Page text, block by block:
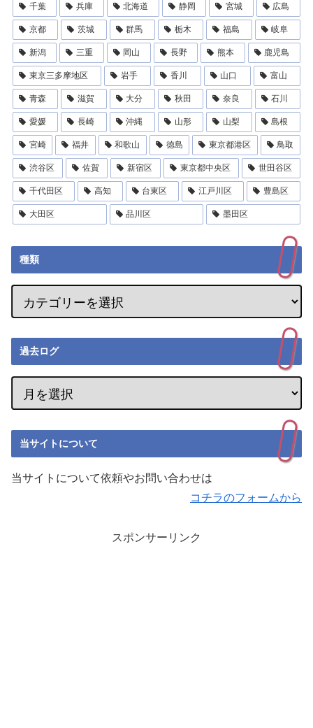
千葉 兵庫 北海道 静岡 宮城 広島
京都 茨城 群馬 栃木 福島 岐阜
新潟 三重 岡山 長野 熊本 鹿児島
東京三多摩地区 岩手 香川 山口 富山
青森 滋賀 大分 秋田 奈良 石川
愛媛 長崎 沖縄 山形 山梨 島根
宮崎 福井 和歌山 徳島 東京都港区 鳥取
渋谷区 佐賀 新宿区 東京都中央区 世田谷区
千代田区 高知 台東区 江戸川区 豊島区
大田区 品川区 墨田区
種類
過去ログ
当サイトについて
当サイトについて依頼やお問い合わせは
コチラのフォームから
スポンサーリンク